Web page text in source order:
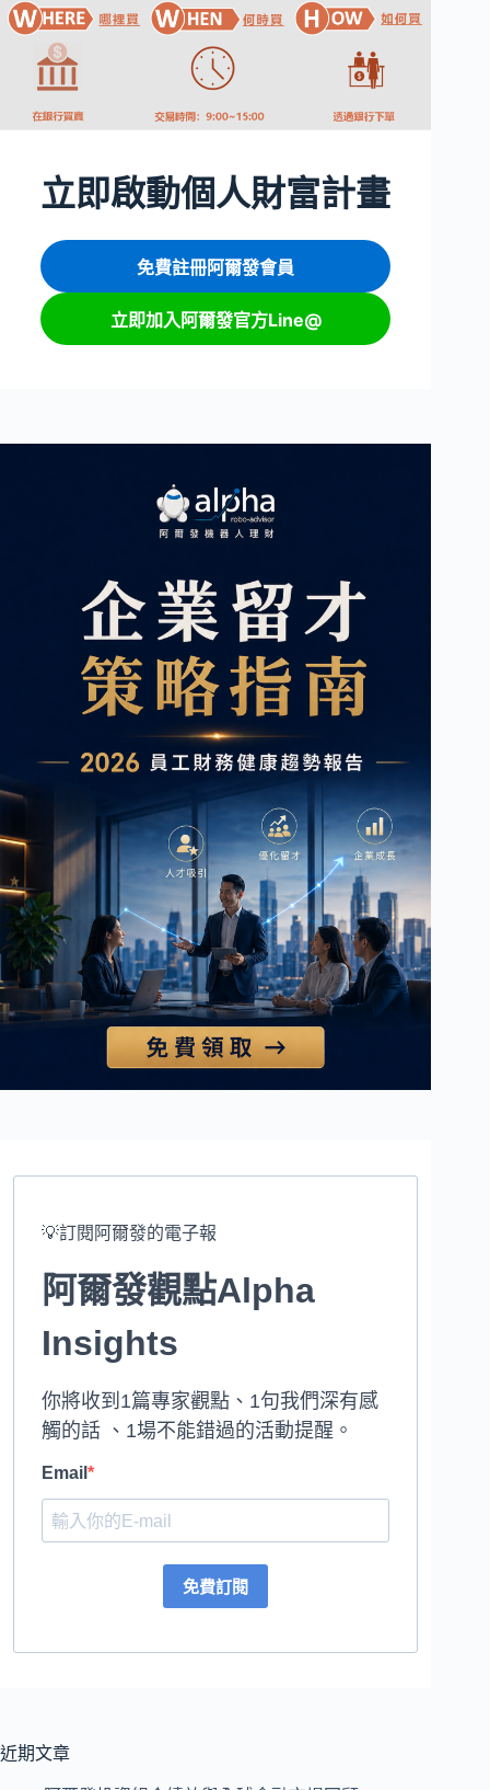
立即啟動個人財富計畫
免費註冊阿爾發會員
立即加入阿爾發官方Line@
💡訂閱阿爾發的電子報
阿爾發觀點Alpha
Insights
你將收到1篇專家觀點、1句我們深有感
觸的話 、1場不能錯過的活動提醒。
Email
免費訂閱
近期文章